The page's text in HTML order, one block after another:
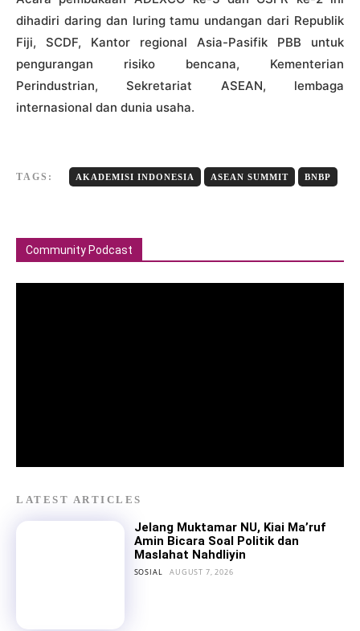
dihadiri daring dan luring tamu undangan dari Republik
Fiji, SCDF, Kantor regional Asia-Pasifik PBB untuk
pengurangan risiko bencana, Kementerian
Perindustrian, Sekretariat ASEAN, lembaga
internasional dan dunia usaha.
TAGS: AKADEMISI INDONESIA ASEAN SUMMIT BNBP
Community Podcast
LATEST ARTICLES
Jelang Muktamar NU, Kiai Ma’ruf
Amin Bicara Soal Politik dan
Maslahat Nahdliyin
SOSIAL AUGUST 7, 2026